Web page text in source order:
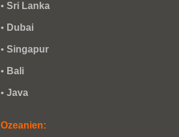
• Sri Lanka
• Dubai
• Singapur
• Bali
• Java
Ozeanien: